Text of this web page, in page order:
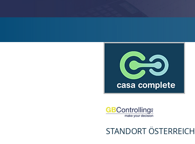
STANDORT ÖSTERREICH